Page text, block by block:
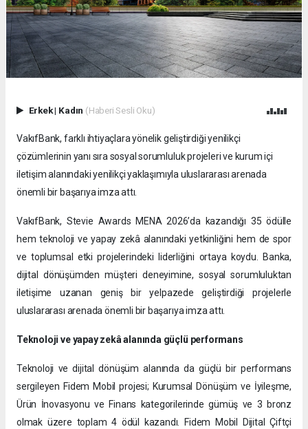
Erkek| Kadın (Haberi Sesli Oku)
VakıfBank, farklı ihtiyaçlara yönelik geliştirdiği yenilikçi
çözümlerinin yanı sıra sosyal sorumluluk projeleri ve kurum içi
iletişim alanındaki yenilikçi yaklaşımıyla uluslararası arenada
önemli bir başarıya imza attı.
VakıfBank, Stevie Awards MENA 2026’da kazandığı 35 ödülle
hem teknoloji ve yapay zekâ alanındaki yetkinliğini hem de spor
ve toplumsal etki projelerindeki liderliğini ortaya koydu. Banka,
dijital dönüşümden müşteri deneyimine, sosyal sorumluluktan
iletişime uzanan geniş bir yelpazede geliştirdiği projelerle
uluslararası arenada önemli bir başarıya imza attı.
Teknoloji ve yapay zekâ alanında güçlü performans
Teknoloji ve dijital dönüşüm alanında da güçlü bir performans
sergileyen Fidem Mobil projesi; Kurumsal Dönüşüm ve İyileşme,
Ürün İnovasyonu ve Finans kategorilerinde gümüş ve 3 bronz
olmak üzere toplam 4 ödül kazandı. Fidem Mobil Dijital Çiftçi